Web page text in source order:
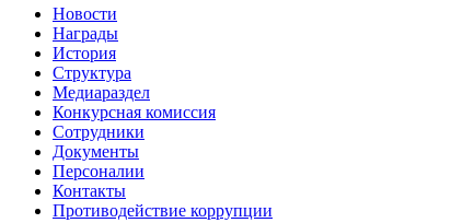
Новости
Награды
История
Структура
Медиараздел
Конкурсная комиссия
Сотрудники
Документы
Персоналии
Контакты
Противодействие коррупции